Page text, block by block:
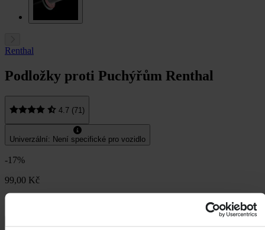
Renthal
Podložky proti Puchýřům Renthal
4.7 (71)
Univerzální: Není specifické pro vozidlo
-17%
99,00 Kč
119,00 Kč